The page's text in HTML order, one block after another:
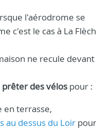
l'aérodrome se
c'est le cas à La
ne recule devant
prêter des vélos pour :
en terrasse,
au dessus du Loir pour